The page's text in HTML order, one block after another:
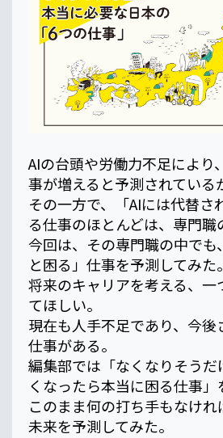
AIの台頭や労働力不足により
事が増えると予測されている
その一方で、「AIには代替さ
る仕事のほとんどは、専門職
今回は、その専門職の中でも
と困る」仕事を予測してみた。
将来のキャリアを考える、一
てほしい。
現在も人手不足であり、今後
仕事がある。
編集部では「なくなりそうだ
くなったら本当に困る仕事」
このまま何の打ち手もなけれ
未来を予測してみた。